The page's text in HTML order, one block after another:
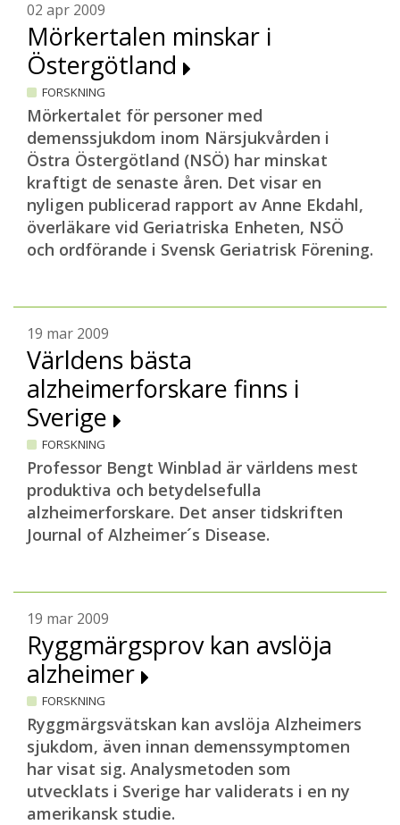
02 apr 2009
Mörkertalen minskar i
Östergötland
FORSKNING
Mörkertalet för personer med
demenssjukdom inom Närsjukvården i
Östra Östergötland (NSÖ) har minskat
kraftigt de senaste åren. Det visar en
nyligen publicerad rapport av Anne Ekdahl,
överläkare vid Geriatriska Enheten, NSÖ
och ordförande i Svensk Geriatrisk Förening.
19 mar 2009
Världens bästa
alzheimerforskare finns i
Sverige
FORSKNING
Professor Bengt Winblad är världens mest
produktiva och betydelsefulla
alzheimerforskare. Det anser tidskriften
Journal of Alzheimer´s Disease.
19 mar 2009
Ryggmärgsprov kan avslöja
alzheimer
FORSKNING
Ryggmärgsvätskan kan avslöja Alzheimers
sjukdom, även innan demenssymptomen
har visat sig. Analysmetoden som
utvecklats i Sverige har validerats i en ny
amerikansk studie.